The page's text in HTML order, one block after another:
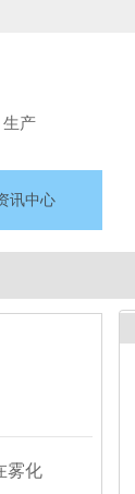
产
讯中心
雾化